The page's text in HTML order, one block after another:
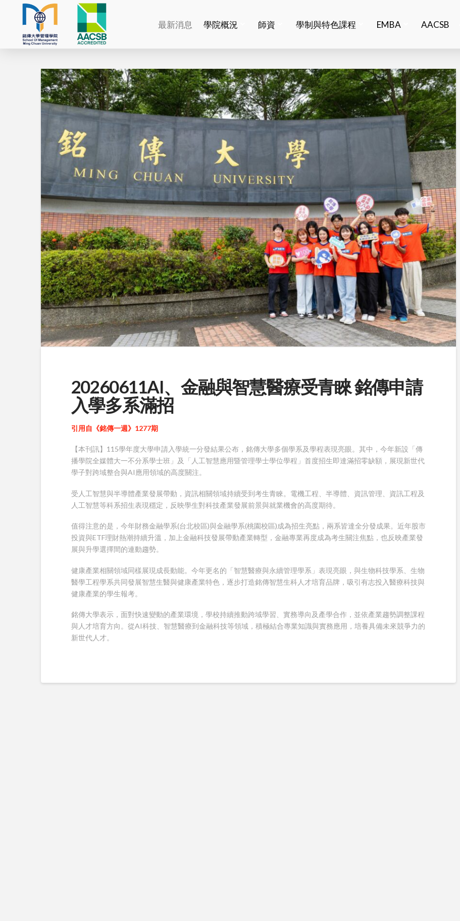
最新消息 學院概況 師資 學制與特色課程 EMBA AACSB
20260611AI、金融與智慧醫療受青睞 銘傳申請
入學多系滿招
引用自《銘傳一週》1277期
【本刊訊】 115學年度大學申請入學統一分發結果公布，銘傳大學多個學系及學程表現亮眼。其中，今年新設「傳
播學院全媒體大一不分系學士班」及「人工智慧應用暨管理學士學位學程」首度招生即達滿招零缺額，展現新世代
學子對跨域整合與AI應用領域的高度關注。
受人工智慧與半導體產業發展帶動，資訊相關領域持續受到考生青睞。電機工程、半導體、資訊管理、資訊工程及
人工智慧等科系招生表現穩定，反映學生對科技產業發展前景與就業機會的高度期待。
值得注意的是，今年財務金融學系(台北校區)與金融學系(桃園校區)成為招生亮點，兩系皆達全分發成果。近年股市
投資與ETF理財熱潮持續升溫，加上金融科技發展帶動產業轉型，金融專業再度成為考生關注焦點，也反映產業發
展與升學選擇間的連動趨勢。
健康產業相關領域同樣展現成長動能。今年更名的「智慧醫療與永續管理學系」表現亮眼，與生物科技學系、生物
醫學工程學系共同發展智慧生醫與健康產業特色，逐步打造銘傳智慧生科人才培育品牌，吸引有志投入醫療科技與
健康產業的學生報考。
銘傳大學表示，面對快速變動的產業環境，學校持續推動跨域學習、實務導向及產學合作，並依產業趨勢調整課程
與人才培育方向。從AI科技、智慧醫療到金融科技等領域，積極結合專業知識與實務應用，培養具備未來競爭力的
新世代人才。